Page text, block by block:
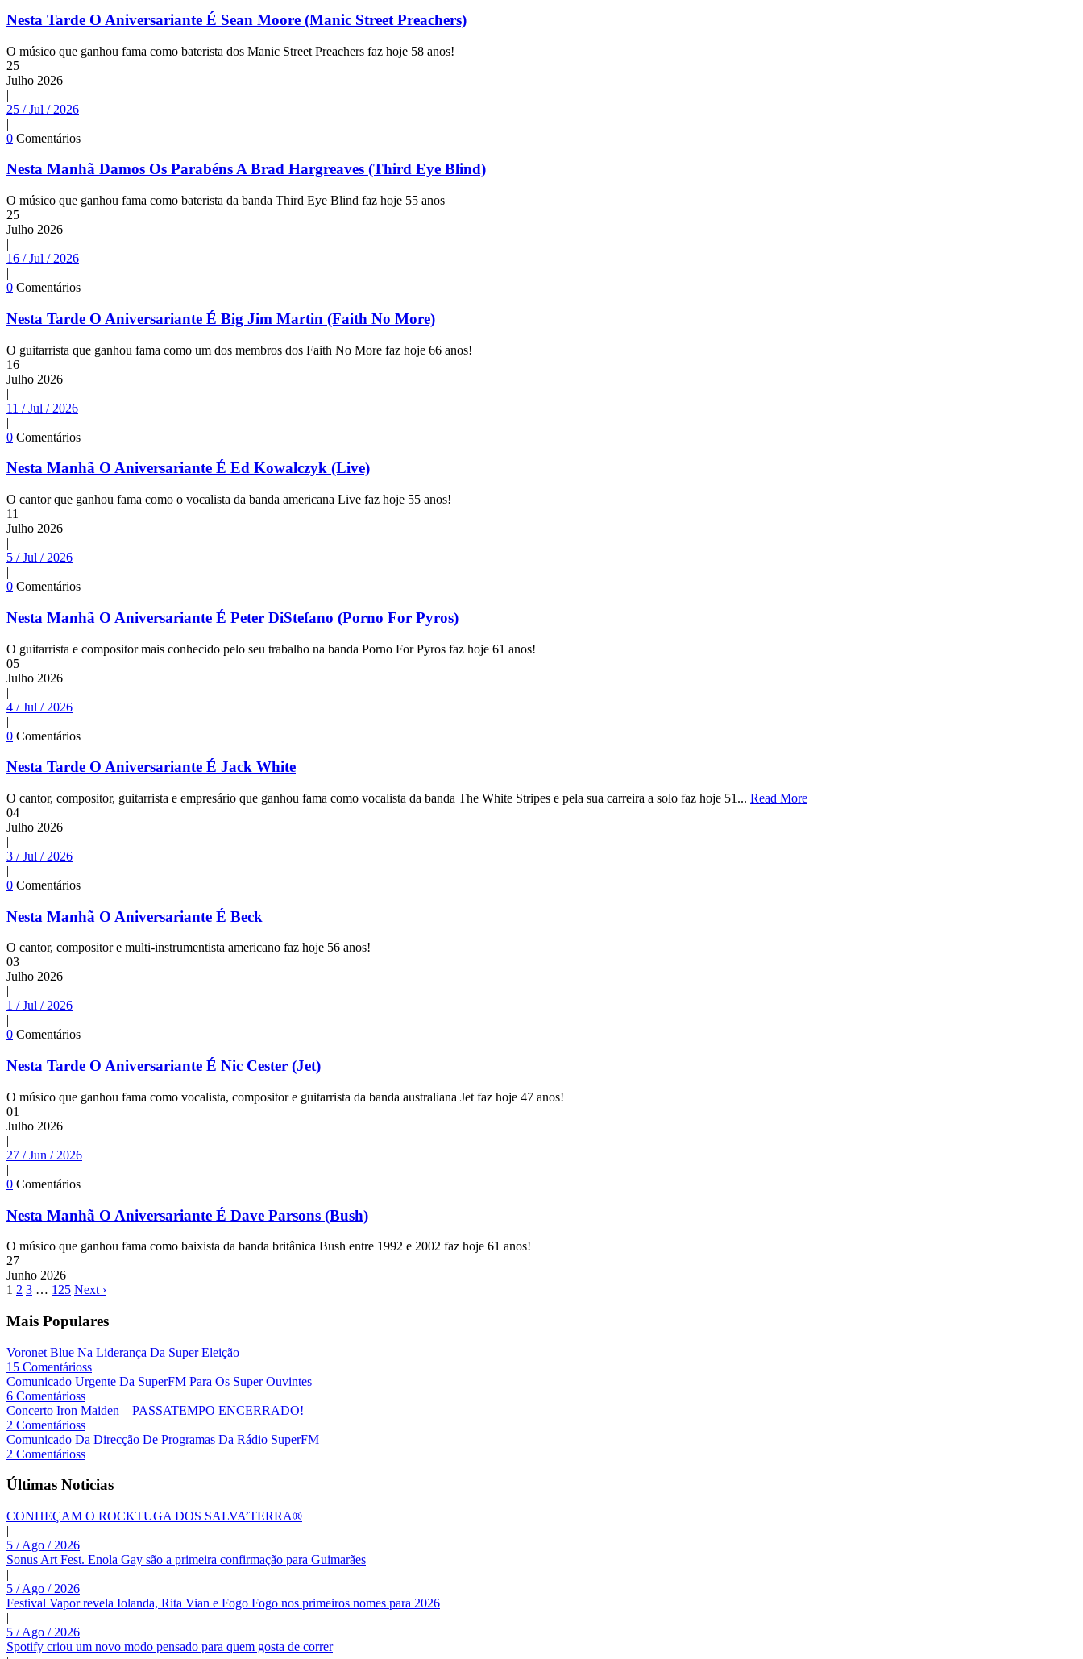
Nesta Tarde O Aniversariante É Sean Moore (Manic Street Preachers)
O músico que ganhou fama como baterista dos Manic Street Preachers faz hoje 58 anos!
25
Julho 2026
|
25 / Jul / 2026
|
0 Comentários
Nesta Manhã Damos Os Parabéns A Brad Hargreaves (Third Eye Blind)
O músico que ganhou fama como baterista da banda Third Eye Blind faz hoje 55 anos
25
Julho 2026
|
16 / Jul / 2026
|
0 Comentários
Nesta Tarde O Aniversariante É Big Jim Martin (Faith No More)
O guitarrista que ganhou fama como um dos membros dos Faith No More faz hoje 66 anos!
16
Julho 2026
|
11 / Jul / 2026
|
0 Comentários
Nesta Manhã O Aniversariante É Ed Kowalczyk (Live)
O cantor que ganhou fama como o vocalista da banda americana Live faz hoje 55 anos!
11
Julho 2026
|
5 / Jul / 2026
|
0 Comentários
Nesta Manhã O Aniversariante É Peter DiStefano (Porno For Pyros)
O guitarrista e compositor mais conhecido pelo seu trabalho na banda Porno For Pyros faz hoje 61 anos!
05
Julho 2026
|
4 / Jul / 2026
|
0 Comentários
Nesta Tarde O Aniversariante É Jack White
O cantor, compositor, guitarrista e empresário que ganhou fama como vocalista da banda The White Stripes e pela sua carreira a solo faz hoje 51... Read More
04
Julho 2026
|
3 / Jul / 2026
|
0 Comentários
Nesta Manhã O Aniversariante É Beck
O cantor, compositor e multi-instrumentista americano faz hoje 56 anos!
03
Julho 2026
|
1 / Jul / 2026
|
0 Comentários
Nesta Tarde O Aniversariante É Nic Cester (Jet)
O músico que ganhou fama como vocalista, compositor e guitarrista da banda australiana Jet faz hoje 47 anos!
01
Julho 2026
|
27 / Jun / 2026
|
0 Comentários
Nesta Manhã O Aniversariante É Dave Parsons (Bush)
O músico que ganhou fama como baixista da banda britânica Bush entre 1992 e 2002 faz hoje 61 anos!
27
Junho 2026
1 2 3 … 125 Next ›
Mais Populares
Voronet Blue Na Liderança Da Super Eleição
15 Comentárioss
Comunicado Urgente Da SuperFM Para Os Super Ouvintes
6 Comentárioss
Concerto Iron Maiden – PASSATEMPO ENCERRADO!
2 Comentárioss
Comunicado Da Direcção De Programas Da Rádio SuperFM
2 Comentárioss
Últimas Noticias
CONHEÇAM O ROCKTUGA DOS SALVA’TERRA®
|
5 / Ago / 2026
Sonus Art Fest. Enola Gay são a primeira confirmação para Guimarães
|
5 / Ago / 2026
Festival Vapor revela Iolanda, Rita Vian e Fogo Fogo nos primeiros nomes para 2026
|
5 / Ago / 2026
Spotify criou um novo modo pensado para quem gosta de correr